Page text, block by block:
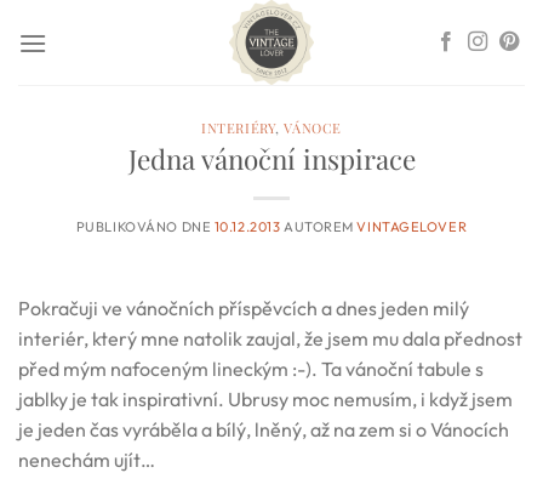
INTERIÉRY,VÁNOCE
Jedna vánoční inspirace
PUBLIKOVÁNO DNE 10.12.2013 AUTOREMVINTAGELOVER
Pokračuji ve vánočních příspěvcích a dnes jeden milý
interiér, který mne natolik zaujal, že jsem mu dala přednost
před mým nafoceným lineckým :-). Ta vánoční tabule s
jablky je tak inspirativní. Ubrusy moc nemusím, i když jsem
je jeden čas vyráběla a bílý, lněný, až na zem si o Vánocích
nenechám ujít…